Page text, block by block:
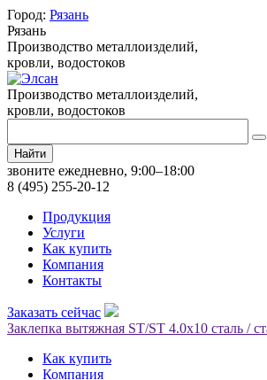
Город: Рязань
Рязань
Производство металлоизделий,
кровли, водостоков
Производство металлоизделий,
кровли, водостоков
Найти
звоните ежедневно, 9:00–18:00
8 (495) 255-20-12
Продукция
Услуги
Как купить
Компания
Контакты
Заказать сейчас
Заклепка вытяжная ST/ST 4.0х10 сталь /
Как купить
Компания